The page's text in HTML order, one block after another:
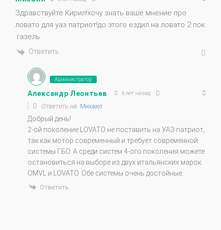
Здравствуйте Кирил!хочу знать ваше мнение про
ловато для уаз патриот!до этого ездил на ловато 2 пок
.газель
Ответить
Администратор
Александр Леонтьев 6 лет назад
Ответить на Михаил
Добрый день!
2-ой поколение LOVATO не поставить на УАЗ патриот,
так как мотор современный и требует современной
системы ГБО. А среди систем 4-ого поколения можете
остановиться на выборе из двух итальянских марок:
OMVL и LOVATO. Обе системы очень достойные.
Ответить